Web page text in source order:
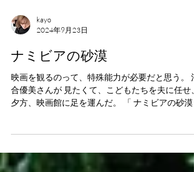
kayo
2024年9月23日
合優美さんが 見たくて、こどもたちを夫に任せ、
夕方、映画館に足を運んだ。 「 ナミビアの砂漠